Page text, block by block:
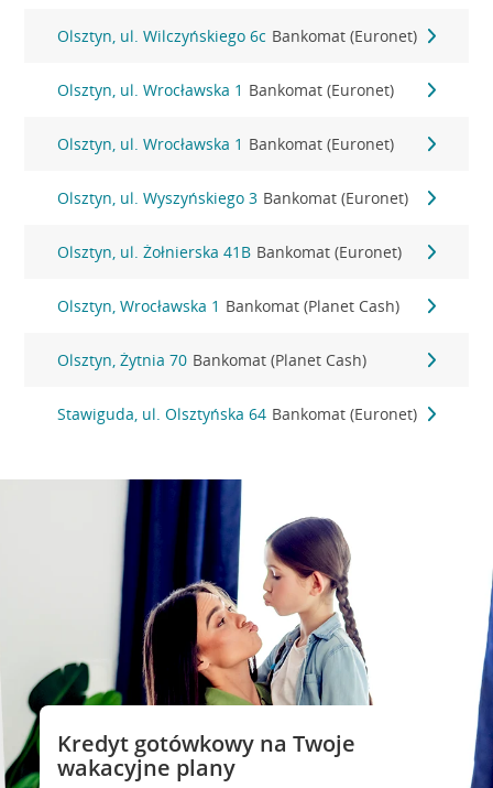
Olsztyn, ul. Wilczyńskiego 6c Bankomat (Euronet)
Olsztyn, ul. Wrocławska 1 Bankomat (Euronet)
Olsztyn, ul. Wrocławska 1 Bankomat (Euronet)
Olsztyn, ul. Wyszyńskiego 3 Bankomat (Euronet)
Olsztyn, ul. Żołnierska 41B Bankomat (Euronet)
Olsztyn, Wrocławska 1 Bankomat (Planet Cash)
Olsztyn, Żytnia 70 Bankomat (Planet Cash)
Stawiguda, ul. Olsztyńska 64 Bankomat (Euronet)
Kredyt gotówkowy na Twoje
wakacyjne plany